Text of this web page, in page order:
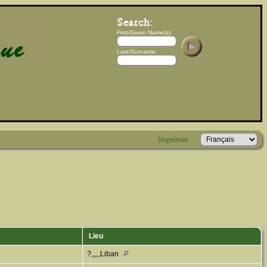
First/Given Name(s):
Last/Surname:
Imprimer
Lieu
?,,,,,Liban